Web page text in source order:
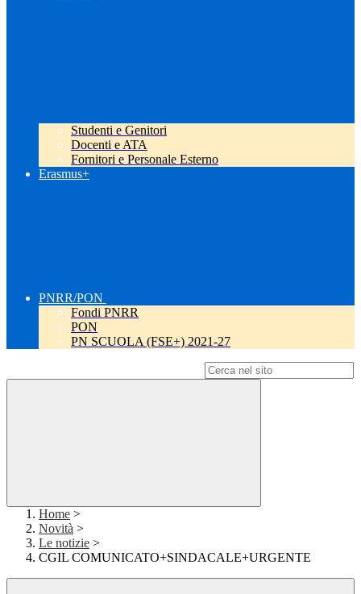
Studenti e Genitori
Docenti e ATA
Fornitori e Personale Esterno
Erasmus+
PNRR/PON
Fondi PNRR
PON
PN SCUOLA (FSE+) 2021-27
Home >
Novità >
Le notizie >
CGIL COMUNICATO+SINDACALE+URGENTE